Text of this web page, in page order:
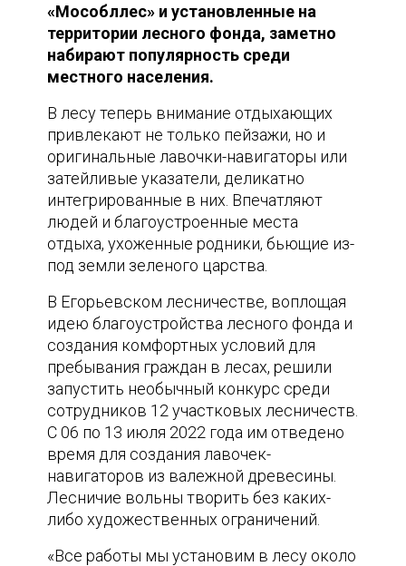
«Мособллес» и установленные на
территории лесного фонда, заметно
набирают популярность среди
местного населения.
В лесу теперь внимание отдыхающих
привлекают не только пейзажи, но и
оригинальные лавочки-навигаторы или
затейливые указатели, деликатно
интегрированные в них. Впечатляют
людей и благоустроенные места
отдыха, ухоженные родники, бьющие из-
под земли зеленого царства.
В Егорьевском лесничестве, воплощая
идею благоустройства лесного фонда и
создания комфортных условий для
пребывания граждан в лесах, решили
запустить необычный конкурс среди
сотрудников 12 участковых лесничеств.
С 06 по 13 июля 2022 года им отведено
время для создания лавочек-
навигаторов из валежной древесины.
Лесничие вольны творить без каких-
либо художественных ограничений.
«Все работы мы установим в лесу около